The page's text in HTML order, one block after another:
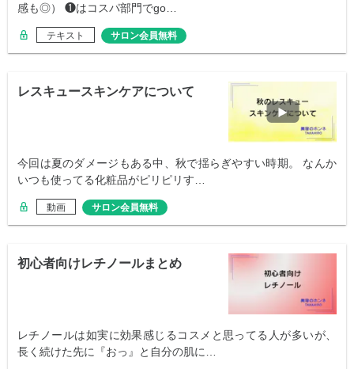
感も◎） ❶はコスパ部門でgo…
テキスト サロン会員無料
レスキュースキンケアについて
今回は夏のダメージもある中、秋で揺らぎやすい時期。 なんか
いつも使ってる化粧品がピリピリす…
動画 サロン会員無料
初心者向けレチノールまとめ
レチノールは如実に効果感じるコスメと思ってる人が多いが、
長く続けた先に『おっ』と自分の肌に…